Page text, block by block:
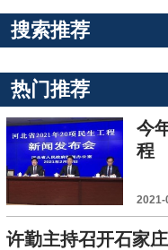
搜索推荐
热门推荐
今
程
2021-
许勤主持召开石家